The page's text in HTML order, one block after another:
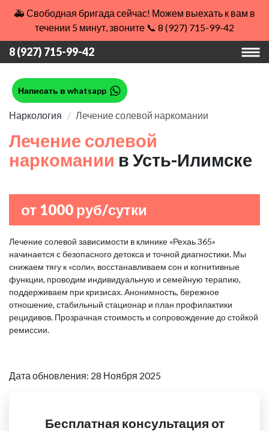
🚑 Свободная бригада сейчас! Можем выехать к вам в
течении 5 минут, звоните 📞 8 (927) 715-99-42
8 (927) 715-99-42
Написать в whatsapp
Наркология Лечение солевой наркомании
Лечение солевой
наркомании в Усть-Илимске
от 1000 руб/сутки
Лечение солевой зависимости в клинике «Рехаь 365»
начинается с безопасного детокса и точной диагностики. Мы
снижаем тягу к «соли», восстанавливаем сон и когнитивные
функции, проводим индивидуальную и семейную терапию,
поддерживаем при кризисах. Анонимность, бережное
отношение, стабильный стационар и план профилактики
рецидивов. Прозрачная стоимость и сопровождение до стойкой
ремиссии.
Дата обновления: 28 Ноября 2025
Бесплатная консультация от